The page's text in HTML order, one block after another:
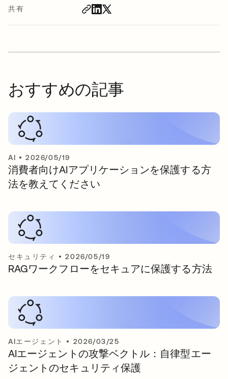
共有
おすすめの記事
AI •2026/05/19
消費者向けAIアプリケーションを保護する方
法を教えてください
セキュリティ •2026/05/19
RAGワークフローをセキュアに保護する方法
AIエージェント • 2026/03/25
AIエージェントの攻撃ベクトル：自律型エー
ジェントのセキュリティ保護